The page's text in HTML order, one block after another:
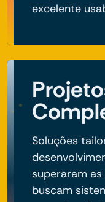
excelente
Soluções
superaram
buscam